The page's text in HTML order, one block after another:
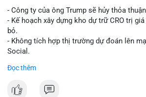
Lời khuyên cho nhà đầu tư nhỏ lẻ: Theo
và dòng tiền tiếp theo từ ví nguồn. Khối
áp lực bán mạnh, nhưng nếu xuất hiện
tương tự trong 24 giờ tới, khả năng cao là
ở vùng giá hiện tại.
#12dot1btc #786kusd
- Công ty của ông Trump sẽ hủy thỏa
- Kế hoạch xây dựng kho dự trữ CRO trị
bỏ.
- Không tích hợp thị trường dự đoán lên
Social.
#binancesquare
$cro
Đọc thêm